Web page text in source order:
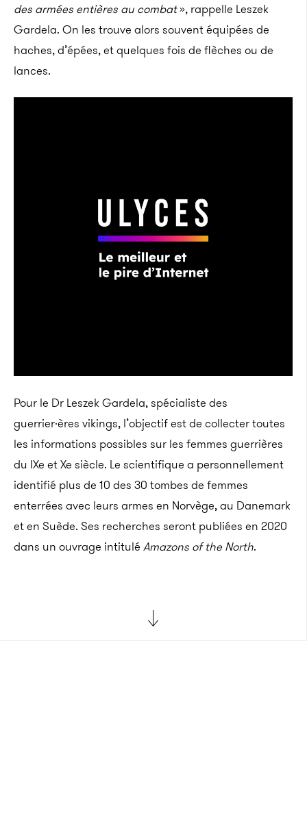
des armées entières au combat», rappelle Leszek
Gardela. On les trouve alors souvent équipées de
haches, d’épées, et quelques fois de flèches ou de
lances.
Pour le Dr Leszek Gardela, spécialiste des
guerrier·ères vikings, l’objectif est de collecter toutes
les informations possibles sur les femmes guerrières
du IXe et Xe siècle. Le scientifique a personnellement
identifié plus de 10 des 30 tombes de femmes
enterrées avec leurs armes en Norvège, au Danemark
et en Suède. Ses recherches seront publiées en 2020
dans un ouvrage intitulé Amazons of the North.